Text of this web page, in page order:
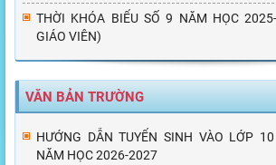
THỜI KHÓA BIỂU SỐ 9 NĂM HỌC
GIÁO VIÊN)
VĂN BẢN TRƯỜNG
HƯỚNG DẪN TUYỂN SINH VÀO LỚP
NĂM HỌC 2026-2027